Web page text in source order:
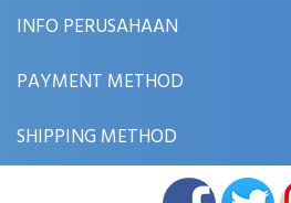
INFO PERUSAHAAN
PAYMENT METHOD
SHIPPING METHOD